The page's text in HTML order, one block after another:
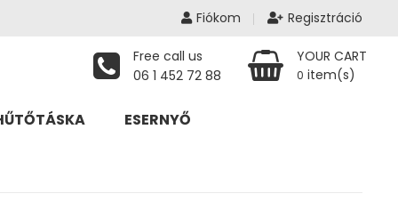
Fiókom Regisztráció
Free call us
06 1 452 72 88
YOUR CART
0 item(s)
ESERNYŐ